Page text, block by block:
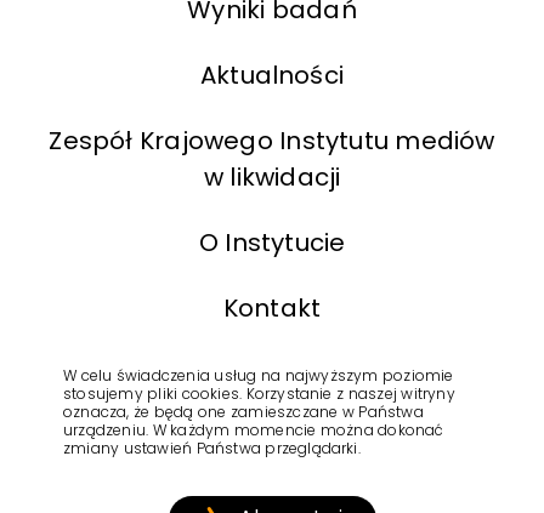
Wyniki badań
Aktualności
Zespół Krajowego Instytutu mediów
w likwidacji
O Instytucie
Kontakt
BIP
Polityka Prywatności
W celu świadczenia usług na najwyższym poziomie
stosujemy pliki cookies. Korzystanie z naszej witryny
oznacza, że będą one zamieszczane w Państwa
urządzeniu. W każdym momencie można dokonać
zmiany ustawień Państwa przeglądarki.